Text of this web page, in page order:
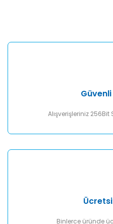
Ürün fiyatı diğer sitelerden
Güvenli
Alışverişleriniz 256Bit
Binlerce üründe